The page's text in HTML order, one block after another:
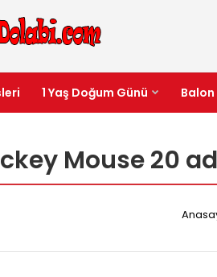
1 Yaş Doğum Günü Balon
Mouse 20